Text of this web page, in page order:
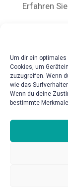
Um dir ein
Cookies, um
zuzugreifen. Wenn
wie das
Wenn du deine
bestimmte
Erfahren Sie
{!{wpv-post-